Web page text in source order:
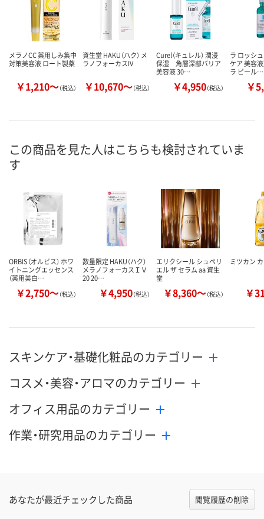
メラノCC 薬用しみ集中
対策美容液 ロート製薬
￥1,210～（税込）
資生堂 HAKU（ハク） メ
ラノフォーカスIV
￥10,670～（税込）
Curel（キュレル） 潤浸
保湿 角層深部バリア
美容液 30…
￥4,950（税込）
ラ ロッシ
ケア 美容
ラ ピール…
￥
この商品を見た人はこちらも検討されていま
す
ORBIS（オルビス） ホワ
イトニングエッセンス
（薬用美白…
￥2,750～（税込）
数量限定 HAKU（ハク）
メラノフォーカスＩＶ
20 20…
￥4,950（税込）
エリクシール シュペリ
エル ザ セラム aa 資生
堂
￥8,360～（税込）
ミツカン
￥
スキンケア・基礎化粧品のカテゴリー
コスメ・美容・アロマのカテゴリー
オフィス用品のカテゴリー
作業・研究用品のカテゴリー
あなたが最近チェックした商品 閲覧履歴の削除